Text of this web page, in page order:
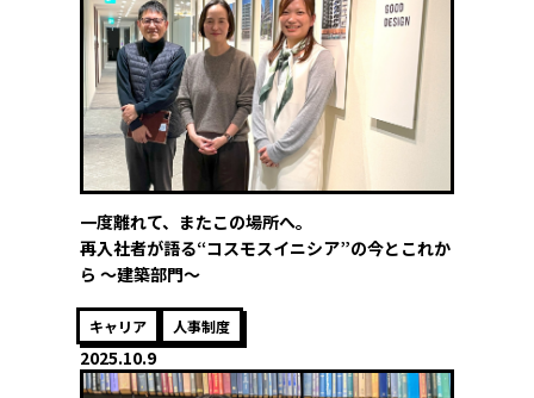
一度離れて、またこの場所へ。
再入社者が語る“コスモスイニシア”の今とこれか
ら ～建築部門～
キャリア 人事制度
2025.10.9